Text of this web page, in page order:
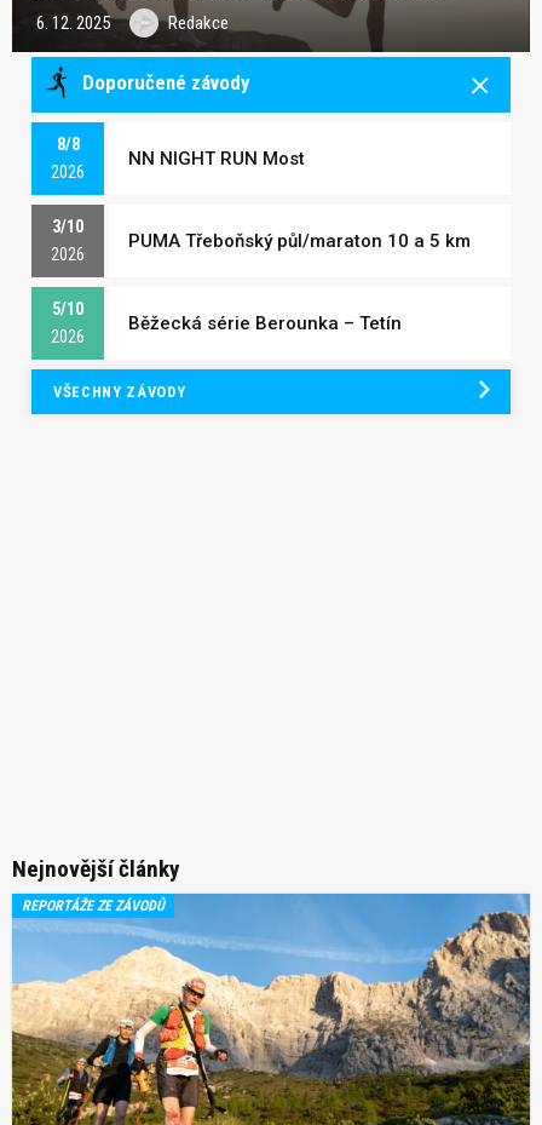
6. 12. 2025 Redakce
Doporučené závody
8/8
2026
NN NIGHT RUN Most
3/10
2026
PUMA Třeboňský půl/maraton 10 a 5 km
5/10
2026
Běžecká série Berounka – Tetín
VŠECHNY ZÁVODY
Nejnovější články
REPORTÁŽE ZE ZÁVODŮ